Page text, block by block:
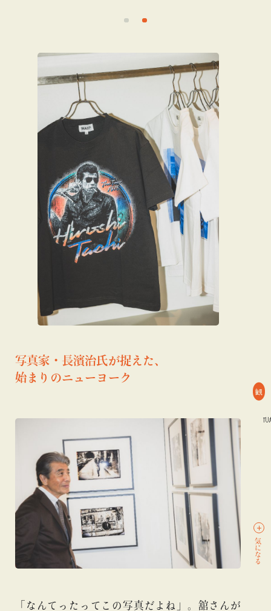
写真家・長濱治氏が捉えた、
始まりのニューヨーク
「なんてったってこの写真だよね」。舘さんが
観
#グッズ #写真 #TOKYO CULTUART
気になる